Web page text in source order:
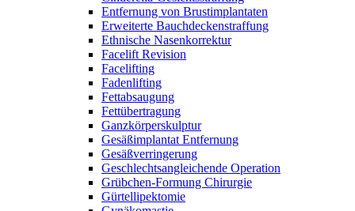
Entfernung von Brustimplantaten
Erweiterte Bauchdeckenstraffung
Ethnische Nasenkorrektur
Facelift Revision
Facelifting
Fadenlifting
Fettabsaugung
Fettübertragung
Ganzkörperskulptur
Gesäßimplantat Entfernung
Gesäßverringerung
Geschlechtsangleichende Operation
Grübchen-Formung Chirurgie
Gürtellipektomie